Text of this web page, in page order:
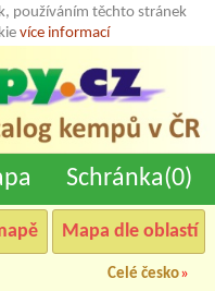
používáním těchto stránek
více informací
Schránka(0)
Mapa dle oblastí
Celé česko»